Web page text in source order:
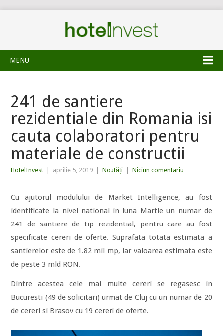
MENU
241 de santiere
rezidentiale din Romania isi
cauta colaboratori pentru
materiale de constructii
HotelInvest aprilie 5, 2019 Noutăți Niciun comentariu
Cu ajutorul modulului de Market Intelligence, au fost
identificate la nivel national in luna Martie un numar de
241 de santiere de tip rezidential, pentru care au fost
specificate cereri de oferte. Suprafata totata estimata a
santierelor este de 1.82 mil mp, iar valoarea estimata este
de peste 3 mld RON.
Dintre acestea cele mai multe cereri se regasesc in
Bucuresti (49 de solicitari) urmat de Cluj cu un numar de 20
de cereri si Brasov cu 19 cereri de oferte.